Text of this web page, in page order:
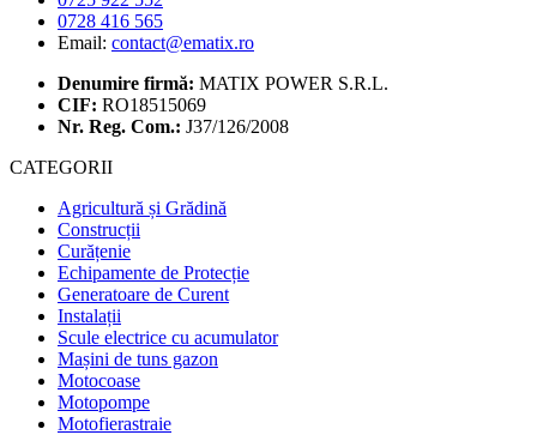
0728 416 565
Email: contact@ematix.ro
Denumire firmă: MATIX POWER S.R.L.
CIF: RO18515069
Nr. Reg. Com.: J37/126/2008
CATEGORII
Agricultură și Grădină
Construcții
Curățenie
Echipamente de Protecție
Generatoare de Curent
Instalații
Scule electrice cu acumulator
Mașini de tuns gazon
Motocoase
Motopompe
Motofierastraie